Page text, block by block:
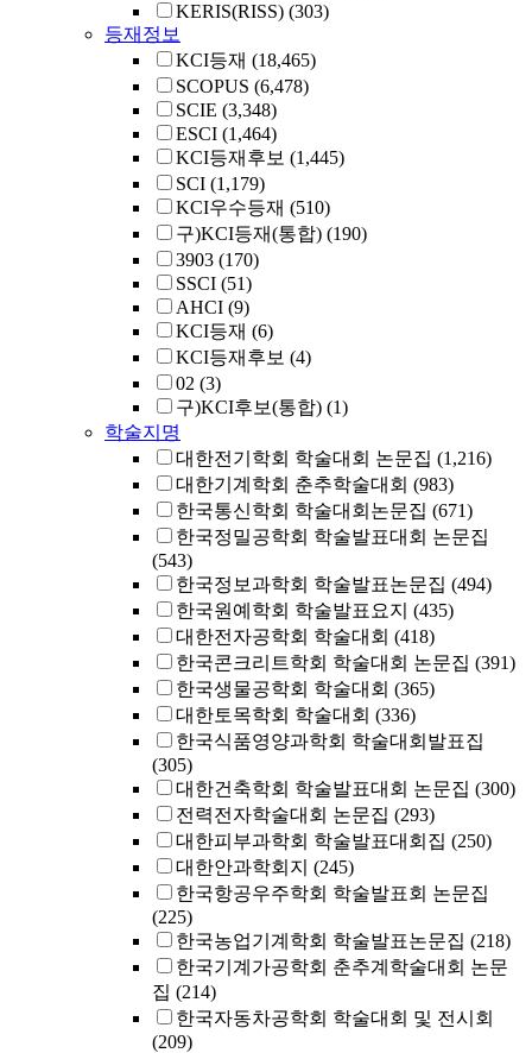
KERIS(RISS) (303)
등재정보
KCI등재 (18,465)
SCOPUS (6,478)
SCIE (3,348)
ESCI (1,464)
KCI등재후보 (1,445)
SCI (1,179)
KCI우수등재 (510)
구)KCI등재(통합) (190)
3903 (170)
SSCI (51)
AHCI (9)
KCI등재 (6)
KCI등재후보 (4)
02 (3)
구)KCI후보(통합) (1)
학술지명
대한전기학회 학술대회 논문집 (1,216)
대한기계학회 춘추학술대회 (983)
한국통신학회 학술대회논문집 (671)
한국정밀공학회 학술발표대회 논문집
(543)
한국정보과학회 학술발표논문집 (494)
한국원예학회 학술발표요지 (435)
대한전자공학회 학술대회 (418)
한국콘크리트학회 학술대회 논문집 (391)
한국생물공학회 학술대회 (365)
대한토목학회 학술대회 (336)
한국식품영양과학회 학술대회발표집
(305)
대한건축학회 학술발표대회 논문집 (300)
전력전자학술대회 논문집 (293)
대한피부과학회 학술발표대회집 (250)
대한안과학회지 (245)
한국항공우주학회 학술발표회 논문집
(225)
한국농업기계학회 학술발표논문집 (218)
한국기계가공학회 춘추계학술대회 논문
집 (214)
한국자동차공학회 학술대회 및 전시회
(209)